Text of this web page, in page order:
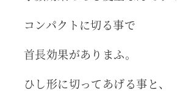
コンパクトに切る事で
首長効果がありまふ。
ひし形に切ってあげる事と、